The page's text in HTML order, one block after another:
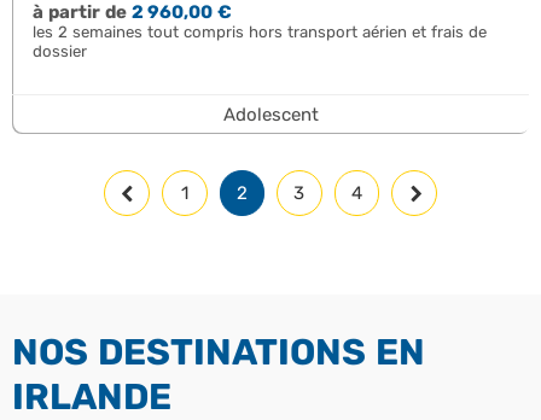
à partir de2 960,00 €
les 2 semaines tout compris hors transport aérien et frais de
dossier
Adolescent
1 2 3 4
NOS DESTINATIONS EN
IRLANDE